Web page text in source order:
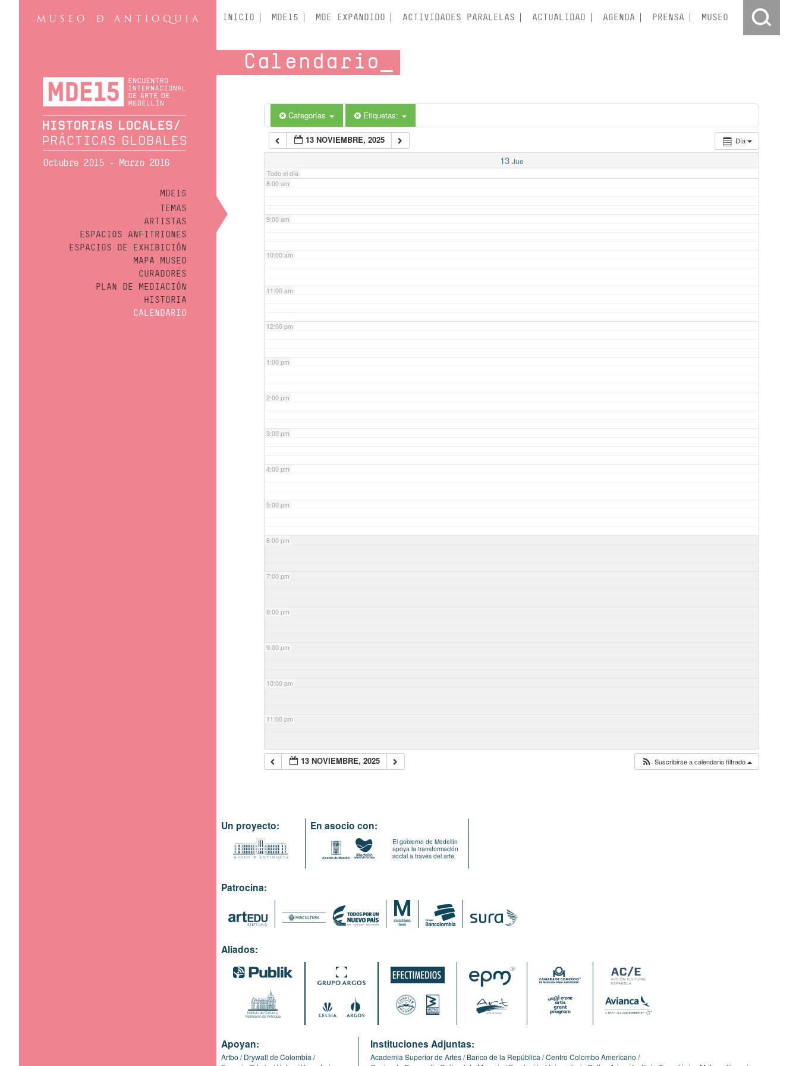
Octubre 2015 - Marzo 2016
MDE15
TEMAS
ARTISTAS
ESPACIOS ANFITRIONES
ESPACIOS DE EXHIBICIÓN
MAPA MUSEO
CURADORES
PLAN DE MEDIACIÓN
HISTORIA
CALENDARIO
INICIO MDE15 MDE EXPANDIDO ACTIVIDADES PARALELAS ACTUALIDAD AGENDA PRENSA MUSEO
Calendario
Categorías Etiquetas:
Día
13 NOVIEMBRE, 2025
13 Jue
Todo el día
5:00 am
6:00 am
7:00 am
8:00 am
9:00 am
10:00 am
11:00 am
12:00 pm
1:00 pm
2:00 pm
3:00 pm
4:00 pm
5:00 pm
6:00 pm
7:00 pm
8:00 pm
9:00 pm
10:00 pm
11:00 pm
13 NOVIEMBRE, 2025 Suscribirse a calendario filtrado
Un proyecto: En asocio con:
El gobierno de Medellín
apoya la transformación
social a través del arte.
Patrocina:
Aliados:
Apoyan:
Artbo
Drywall de Colombia
Instituciones Adjuntas:
Academia Superior de Artes Banco de la República Centro Colombo Americano